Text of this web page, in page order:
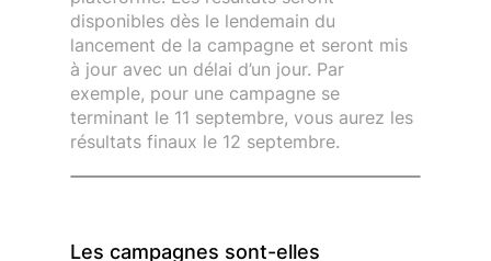
disponibles dès le lendemain du
lancement de la campagne et seront mis
à jour avec un délai d’un jour. Par
exemple, pour une campagne se
terminant le 11 septembre, vous aurez les
résultats finaux le 12 septembre.
Les campagnes sont-elles